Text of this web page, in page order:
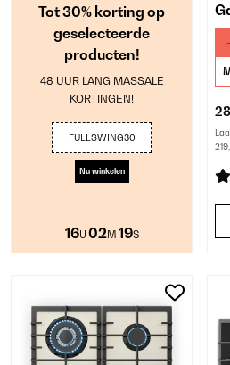
Tot 30% korting op
geselecteerde
producten!
48 UUR LANG MASSALE
KORTINGEN!
FULLSWING30
Nu winkelen
16U 02M 18S